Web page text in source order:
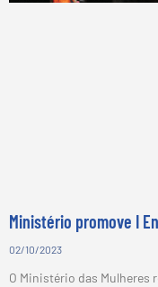
Ministério promove I
02/10/2023
O Ministério das Mulheres